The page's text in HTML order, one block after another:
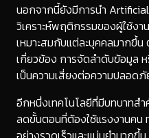
นอกจากนี้ยังมีการนำ
วิเคราะห์พฤติกรรมของผู้ใช้ง
เหมาะสมกับแต่ละบุคคลมากขึ้น
เกี่ยวข้อง การจัดลำดับข้อมูล
เป็นความเสี่ยงต่อความปลอดภั
อีกหนึ่งเทคโนโลยีที่มีบทบาท
ลดขั้นตอนที่ต้องใช้แรงงานคน